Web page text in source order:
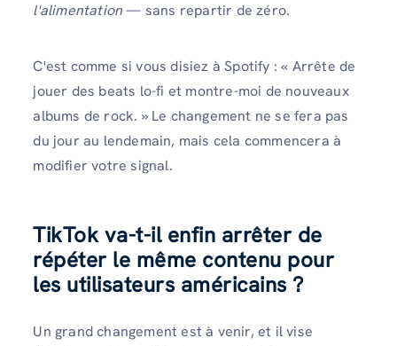
l'alimentation— sans repartir de zéro.
C'est comme si vous disiez à Spotify : « Arrête de
jouer des beats lo-fi et montre-moi de nouveaux
albums de rock. » Le changement ne se fera pas
du jour au lendemain, mais cela commencera à
modifier votre signal.
TikTok va-t-il enfin arrêter de
répéter le même contenu pour
les utilisateurs américains ?
Un grand changement est à venir, et il vise